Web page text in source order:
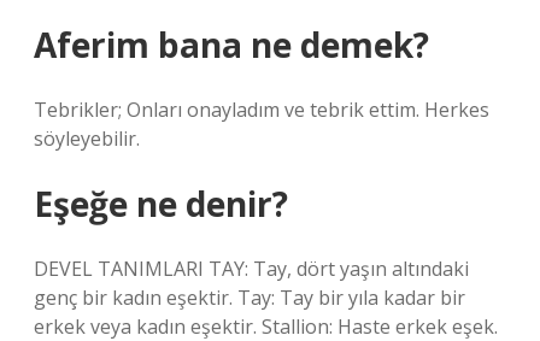
Aferim bana ne demek?
Tebrikler; Onları onayladım ve tebrik ettim. Herkes
söyleyebilir.
Eşeğe ne denir?
DEVEL TANIMLARI TAY: Tay, dört yaşın altındaki
genç bir kadın eşektir. Tay: Tay bir yıla kadar bir
erkek veya kadın eşektir. Stallion: Haste erkek eşek.